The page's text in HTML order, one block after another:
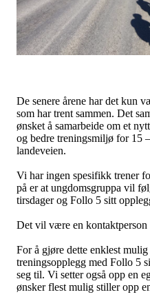
De senere årene har det kun
som har trent sammen. Det
ønsket å samarbeide om et
og bedre treningsmiljø for 15
landeveien.
Vi har ingen spesifikk trener
på er at ungdomsgruppa vil
tirsdager og Follo 5 sitt
Det vil være en kontaktperson
For å gjøre dette enklest
treningsopplegg med Follo 5
seg til. Vi setter også opp en
ønsker flest mulig stiller opp